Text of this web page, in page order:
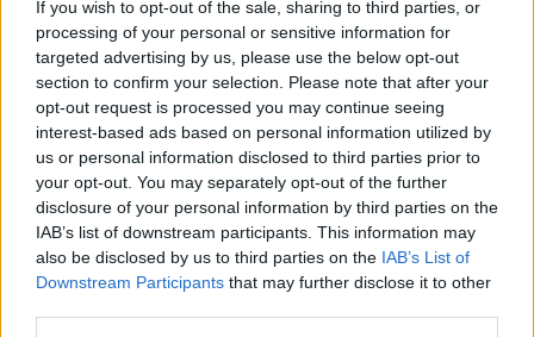
If you wish to opt-out of the sale, sharing to third parties, or
processing of your personal or sensitive information for
targeted advertising by us, please use the below opt-out
section to confirm your selection. Please note that after your
opt-out request is processed you may continue seeing
interest-based ads based on personal information utilized by
us or personal information disclosed to third parties prior to
your opt-out. You may separately opt-out of the further
disclosure of your personal information by third parties on the
IAB’s list of downstream participants. This information may
also be disclosed by us to third parties on the IAB’s List of
Downstream Participants that may further disclose it to other
«Τσιμπημένες» οι τιμές των ψαριών – Πόσο
κοστίζουν γαύρος, σαρδέλα και μπακαλιάρος
08/08/2026 11:01